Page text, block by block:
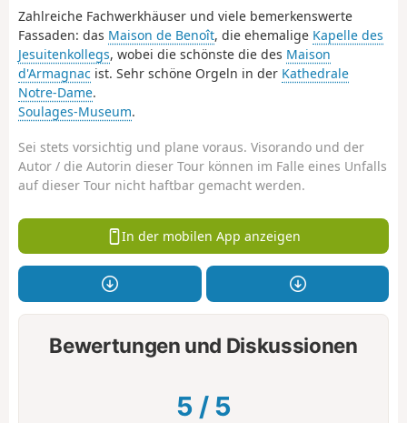
Zahlreiche Fachwerkhäuser und viele bemerkenswerte
Fassaden: das Maison de Benoît, die ehemalige Kapelle des
Jesuitenkollegs, wobei die schönste die des Maison
d'Armagnac ist. Sehr schöne Orgeln in der Kathedrale
Notre-Dame.
Soulages-Museum.
Sei stets vorsichtig und plane voraus. Visorando und der
Autor / die Autorin dieser Tour können im Falle eines Unfalls
auf dieser Tour nicht haftbar gemacht werden.
In der mobilen App anzeigen
Bewertungen und Diskussionen
5 / 5